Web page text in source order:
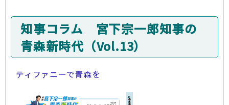
知事コラム 宮下宗一郎知事の
青森新時代（Vol.13）
ティファニーで青森を